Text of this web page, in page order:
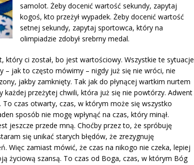
samolot. Żeby docenić wartość sekundy, zapytaj
kogoś, kto przeżył wypadek. Żeby docenić wartość
setnej sekundy, zapytaj sportowca, który na
olimpiadzie zdobył srebrny medal.
który ci został, bo jest wartościowy. Wszystkie te sytuacje
– jak to często mówimy – nigdy już się nie wróci, nie
jakby zamknięty. Tak jak do płynącej wartkim nurtem
przeżytej chwili, która już się nie powtórzy. Adwent
To czas otwarty, czas, w którym może się wszystko
sposób nie mogę wpłynąć na czas, który minął.
jeszcze przede mną. Choćby przez to, że spróbuję
się unikać starych błędów, że zrezygnuję
Więc zamiast mówić, że czas na nikogo nie czeka, lepiej
życiową szansą. To czas od Boga, czas, w którym Bóg